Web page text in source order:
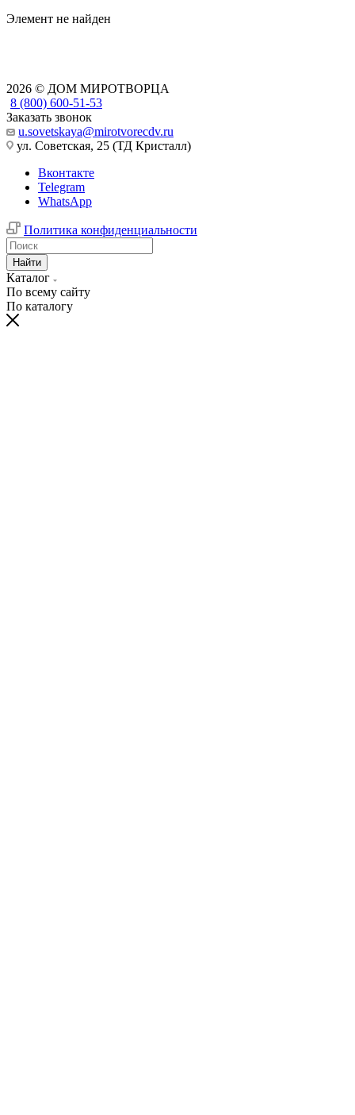
Элемент не найден
2026 © ДОМ МИРОТВОРЦА
8 (800) 600-51-53
Заказать звонок
u.sovetskaya@mirotvorecdv.ru
ул. Советская, 25 (ТД Кристалл)
Вконтакте
Telegram
WhatsApp
Политика конфиденциальности
Найти
Каталог
По всему сайту
По каталогу